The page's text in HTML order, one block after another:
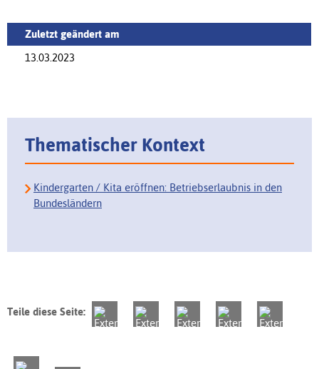
Zuletzt geändert am
13.03.2023
Thematischer Kontext
Kindergarten / Kita eröffnen: Betriebserlaubnis in den
Bundesländern
Teile diese Seite: